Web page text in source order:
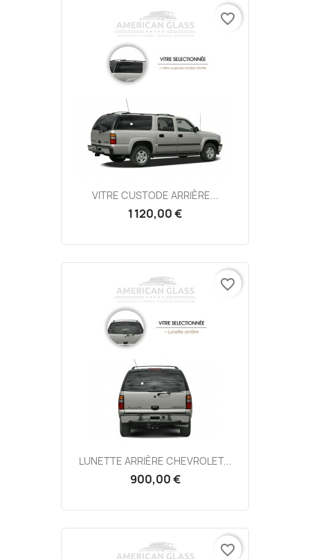
VITRE CUSTODE ARRIÈRE...
1 120,00 €
favorite_border
LUNETTE ARRIÈRE CHEVROLET...
900,00 €
favorite_border
favorite_border